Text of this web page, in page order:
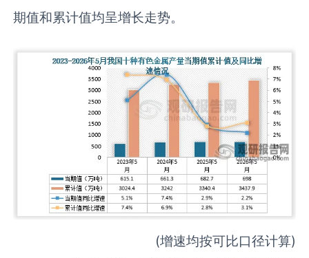
期值和累计值均呈增长走势。
(增速均按可比口径计算)